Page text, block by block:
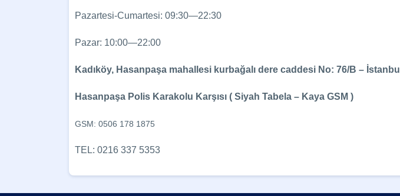
Pazartesi-Cumartesi: 09:30—22:30
Pazar: 10:00—22:00
Kadıköy, Hasanpaşa mahallesi kurbağalı dere caddesi No: 76/B – İstanbul
Hasanpaşa Polis Karakolu Karşısı ( Siyah Tabela – Kaya GSM )
GSM: 0506 178 1875
TEL: 0216 337 5353